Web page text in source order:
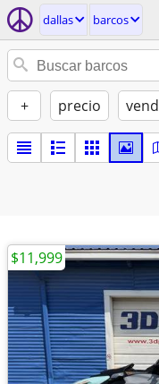
dallas barcos
+ precio
$11,999